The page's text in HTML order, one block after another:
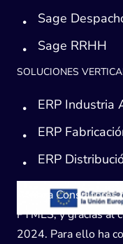
Sage
Sage RRHH
SOLUCIONES
ERP Industria
ERP
ERP
Avanza
PYMES, y gracias
2024. Para ello ha